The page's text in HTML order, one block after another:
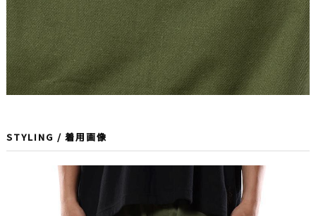
STYLING / 着用画像